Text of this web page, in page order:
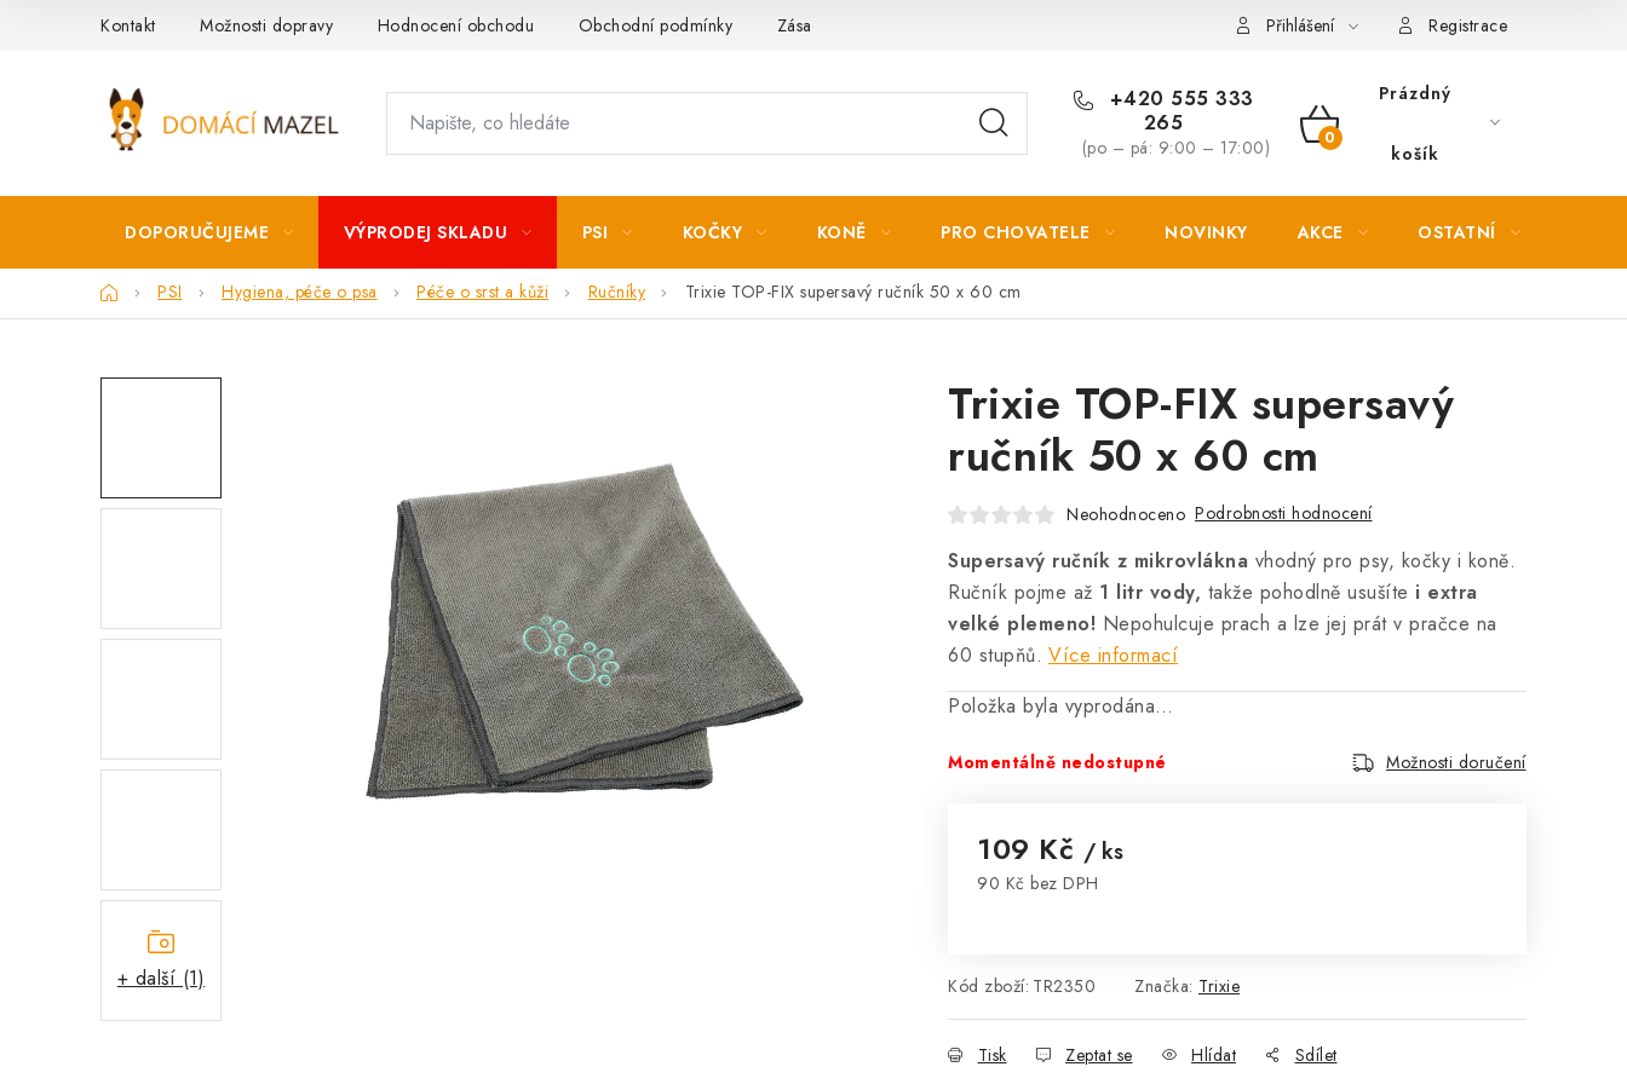
Kontakt Možnosti dopravy Hodnocení obchodu Obchodní podmínky Zásady zpracování osobních údajů Přihlášení Registrace
+420 555 333
265
(po – pá: 9:00 – 17:00)
NÁKUPNÍ
Prázdný
košík
DOPORUČUJEME VÝPRODEJ SKLADU PSI KOČKY KONĚ PRO CHOVATELE NOVINKY AKCE OSTATNÍ
DomůPSI Hygiena, péče o psa Péče o srst a kůži Ručníky Trixie TOP-FIX supersavý ručník 50 x 60 cm
+ další (1)
Trixie TOP-FIX supersavý
ručník 50 x 60 cm
Neohodnoceno Podrobnosti hodnocení
Supersavý ručník z mikrovlákna vhodný pro psy, kočky i koně.
Ručník pojme až 1 litr vody, takže pohodlně usušíte i extra
velké plemeno! Nepohulcuje prach a lze jej prát v pračce na
60 stupňů. Více informací
Položka byla vyprodána…
Momentálně nedostupné Možnosti doručení
109 Kč / ks
90 Kč bez DPH
Kód zboží: TR2350 Značka: Trixie
Tisk Zeptat se Hlídat Sdílet